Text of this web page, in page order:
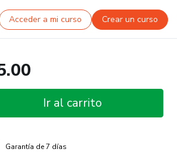
Acceder a mi curso Crear un curso
Ir al carrito
Garantía de 7 días